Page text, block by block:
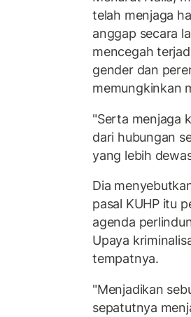
telah menjaga
anggap secara
mencegah
gender dan
memungkinkan
"Serta menjaga
dari hubungan
yang lebih
Dia
pasal KUHP itu
agenda
Upaya
tempatnya.
"Menjadikan
sepatutnya